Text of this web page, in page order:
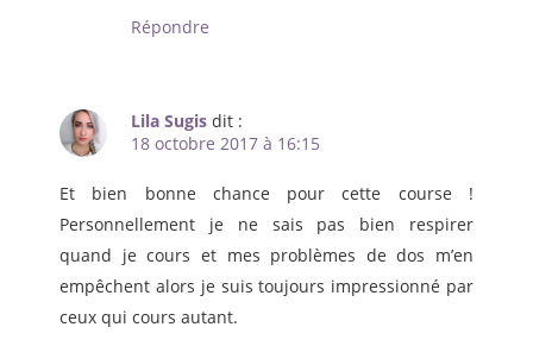
Répondre
Lila Sugis dit :
18 octobre 2017 à 16:15
Et bien bonne chance pour cette course !
Personnellement je ne sais pas bien respirer
quand je cours et mes problèmes de dos m’en
empêchent alors je suis toujours impressionné par
ceux qui cours autant.